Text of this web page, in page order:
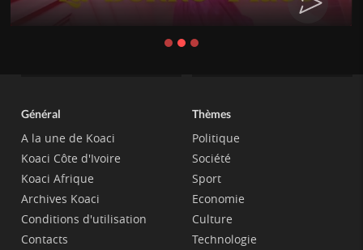
Général
A la une de Koaci
Koaci Côte d'Ivoire
Koaci Afrique
Archives Koaci
Conditions d'utilisation
Contacts
Thèmes
Politique
Société
Sport
Economie
Culture
Technologie